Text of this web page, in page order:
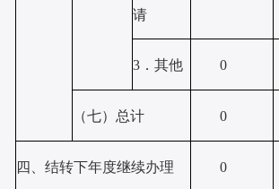
请
3．其他 0
（七）总计 0
四、结转下年度继续办理 0